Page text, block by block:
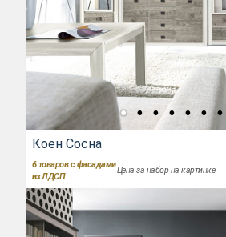
Коен Сосна
6 товаров с фасадами
из ЛДСП
Цена за набор на картинке